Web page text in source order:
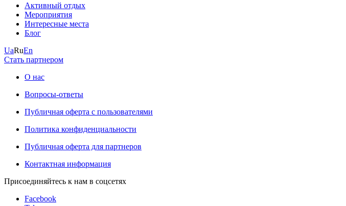
Активный отдых
Мероприятия
Интересные места
Блог
UaRuEn
Стать партнером
О нас
Вопросы-ответы
Публичная оферта с пользователями
Политика конфиденциальности
Публичная оферта для партнеров
Контактная информация
Присоединяйтесь к нам в соцсетях
Facebook